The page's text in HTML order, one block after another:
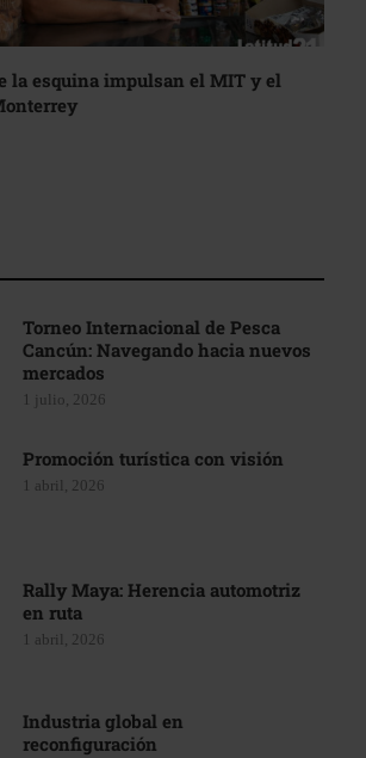
la esquina impulsan el MIT y el
Torneo Internacional de Pesca
Cancún: Navegando hacia nuevos
mercados
1 julio, 2026
Promoción turística con visión
1 abril, 2026
Rally Maya: Herencia automotriz
en ruta
1 abril, 2026
Industria global en
reconfiguración